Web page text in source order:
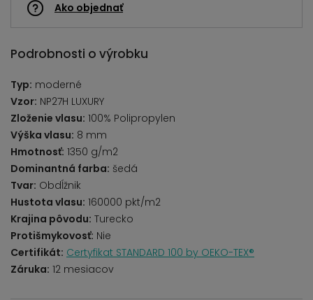
Ako objednať
Podrobnosti o výrobku
Typ: moderné
Vzor: NP27H LUXURY
Zloženie vlasu: 100% Polipropylen
Výška vlasu: 8 mm
Hmotnosť: 1350 g/m2
Dominantná farba: šedá
Tvar: Obdĺžnik
Hustota vlasu: 160000 pkt/m2
Krajina pôvodu: Turecko
Protišmykovosť: Nie
Certifikát: Certyfikat STANDARD 100 by OEKO-TEX®
Záruka: 12 mesiacov